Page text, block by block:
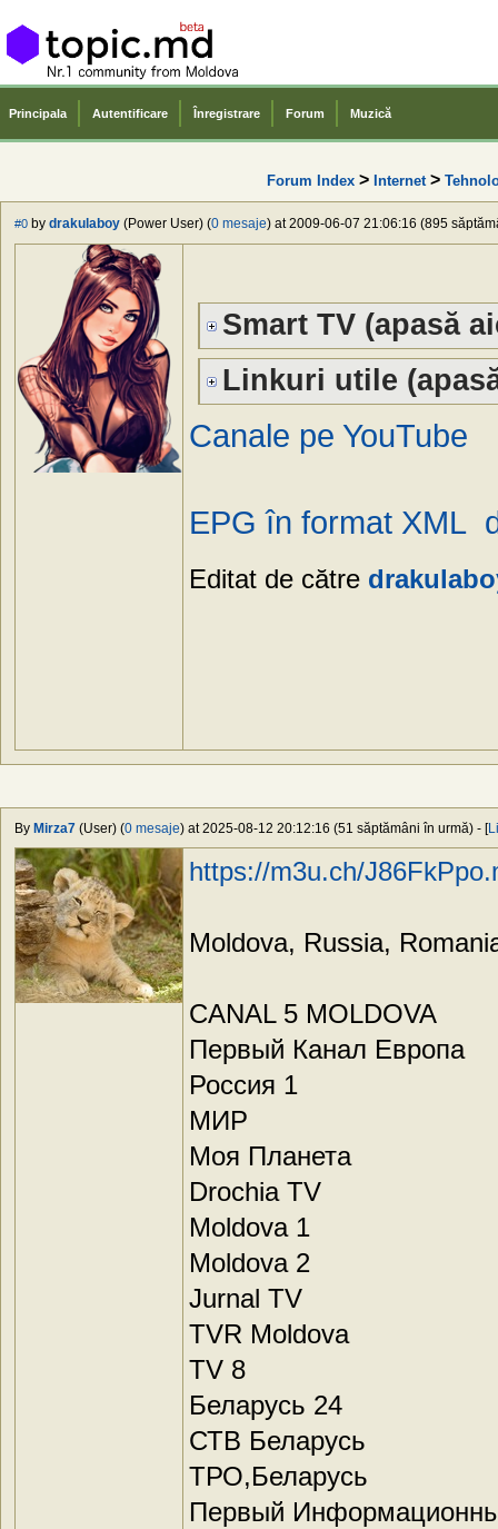
Principala Autentificare Înregistrare Forum Muzică
Forum Index> Internet>
#0 by drakulaboy (Power User) (0 mesaje) at 2009-06-07 21:06:16 (895
Smart TV (apasă
Linkuri utile
Canale pe YouTube
EPG în format XML
Editat de către
By Mirza7 (User) (0 mesaje) at 2025-08-12 20:12:16 (51 săptămâni în urmă) - [
https://m3u.ch/
Moldova, Russia,
CANAL 5 MOLDOVA
Первый Канал Европа
Россия 1
МИР
Моя Планета
Drochia TV
Moldova 1
Moldova 2
Jurnal TV
TVR Moldova
TV 8
Беларусь 24
СТВ Беларусь
ТРО,Беларусь
Первый